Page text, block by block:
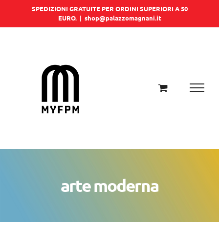
SPEDIZIONI GRATUITE PER ORDINI SUPERIORI A 50
EURO. | shop@palazzomagnani.it
arte moderna